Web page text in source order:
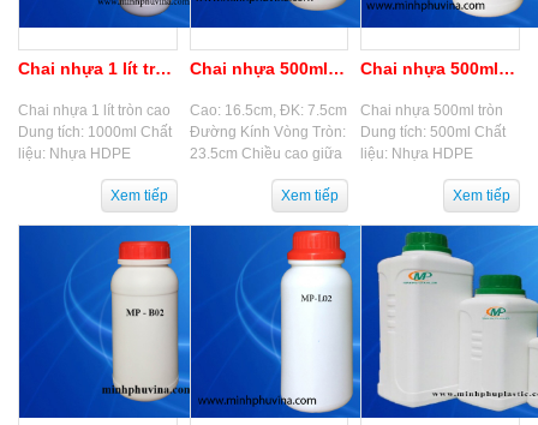
Chai nhựa 1 lít tròn cao
Chai nhựa 1 lít tròn cao
Dung tích: 1000ml Chất
liệu: Nhựa HDPE
vực nông nghiệp, công
nghệ sinh học,...
Chai nhựa 500ml tròn thấp
Cao: 16.5cm, ĐK: 7.5cm
Đường Kính Vòng Tròn:
23.5cm Chiều cao giữa
Chai nhựa 500ml tròn
Chai nhựa 500ml tròn
Dung tích: 500ml Chất
liệu: Nhựa HDPE
vực nông dược, dược
phẩm, phân bón, thú...